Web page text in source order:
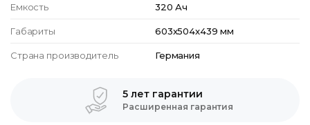
Емкость 320 Ач
Габариты 603x504x439 мм
Страна производитель Германия
5 лет гарантии
Расширенная гарантия